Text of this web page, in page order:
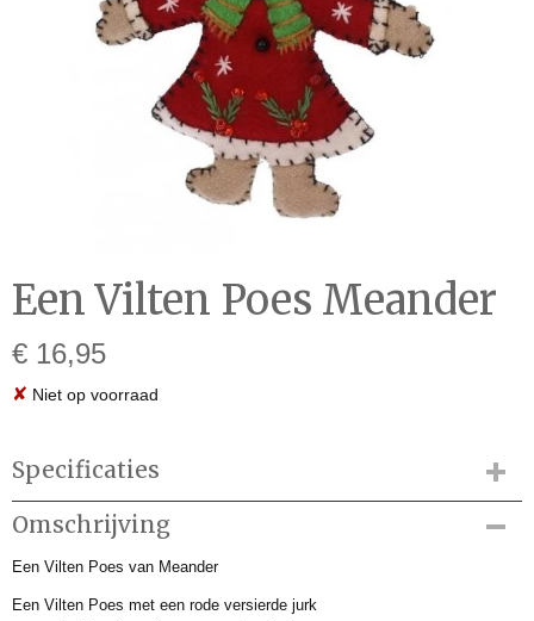
Een Vilten Poes Meander
€ 16,95
✘ Niet op voorraad
Specificaties
Productcode
MKV211039
Productcode leverancier
Omschrijving
Een Vilten Poes van Meander
Een Vilten Poes met een rode versierde jurk